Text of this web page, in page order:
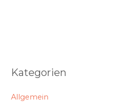
Kategorien
Allgemein